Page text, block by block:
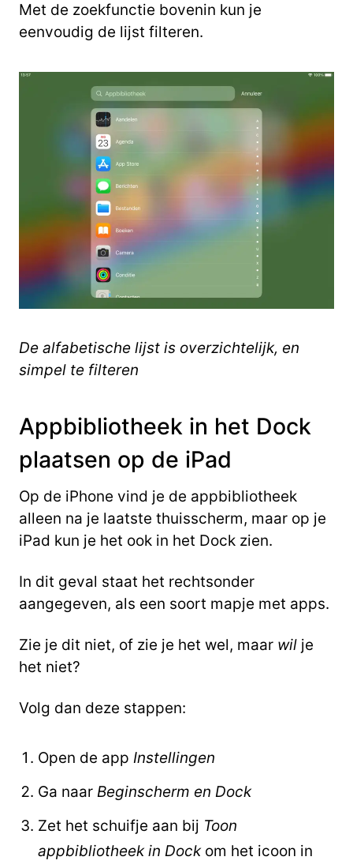
Met de zoekfunctie bovenin kun je
eenvoudig de lijst filteren.
De alfabetische lijst is overzichtelijk, en
simpel te filteren
Appbibliotheek in het Dock
plaatsen op de iPad
Op de iPhone vind je de appbibliotheek
alleen na je laatste thuisscherm, maar op je
iPad kun je het ook in het Dock zien.
In dit geval staat het rechtsonder
aangegeven, als een soort mapje met apps.
Zie je dit niet, of zie je het wel, maar wil je
het niet?
Volg dan deze stappen:
Open de app Instellingen
Ga naar Beginscherm en Dock
Zet het schuifje aan bij Toon
appbibliotheek in Dockom het icoon in